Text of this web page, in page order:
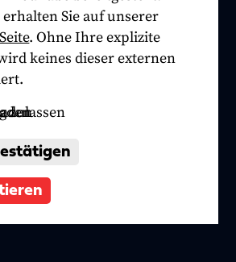
Sie auf unserer
. Ohne Ihre explizite
keines dieser externen
zulassen